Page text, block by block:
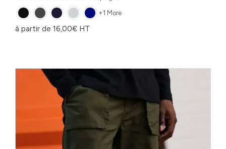
+1 More
à partir de 16,00€ HT